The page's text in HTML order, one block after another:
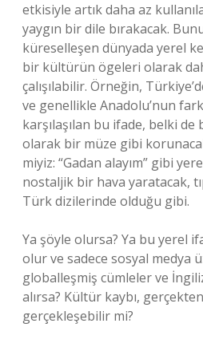
etkisiyle artık daha az
yaygın bir dile bırakacak.
küreselleşen dünyada yerel
bir kültürün ögeleri olarak
çalışılabilir. Örneğin,
ve genellikle Anadolu’nun
karşılaşılan bu ifade, belki
olarak bir müze gibi
miyiz: “Gadan alayım” gibi
nostaljik bir hava yaratacak,
Türk dizilerinde olduğu gibi.
Ya şöyle olursa? Ya bu yerel
olur ve sadece sosyal medya
globalleşmiş cümleler ve
alırsa? Kültür kaybı,
gerçekleşebilir mi?